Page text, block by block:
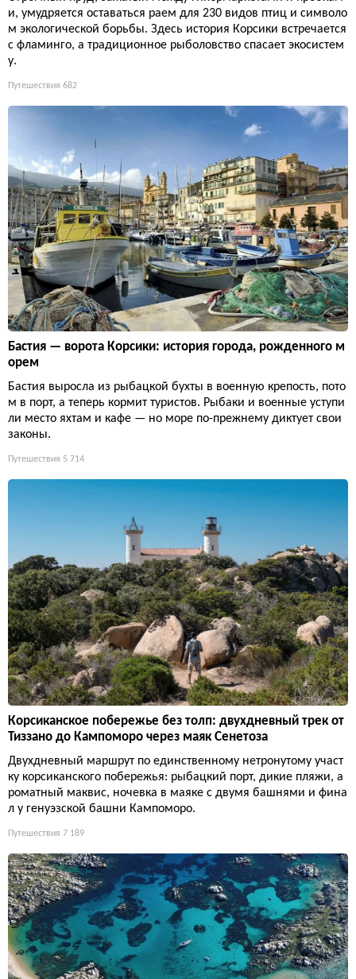
и, умудряется оставаться раем для 230 видов птиц и символо
м экологической борьбы. Здесь история Корсики встречается
с фламинго, а традиционное рыболовство спасает экосистем
у.
Путешествия 682
Бастия — ворота Корсики: история города, рожденного м
орем
Бастия выросла из рыбацкой бухты в военную крепость, пото
м в порт, а теперь кормит туристов. Рыбаки и военные уступи
ли место яхтам и кафе — но море по-прежнему диктует свои
законы.
Путешествия 5 714
Корсиканское побережье без толп: двухдневный трек от
Тиззано до Кампоморо через маяк Сенетоза
Двухдневный маршрут по единственному нетронутому участ
ку корсиканского побережья: рыбацкий порт, дикие пляжи, а
роматный маквис, ночевка в маяке с двумя башнями и фина
л у генуэзской башни Кампоморо.
Путешествия 7 189